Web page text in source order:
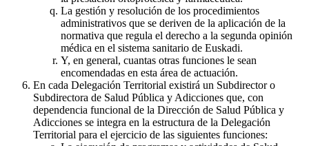
La gestión y resolución de los procedimientos
administrativos que se deriven de la aplicación de la
normativa que regula el derecho a la segunda opinión
médica en el sistema sanitario de Euskadi.
Y, en general, cuantas otras funciones le sean
encomendadas en esta área de actuación.
En cada Delegación Territorial existirá un Subdirector o
Subdirectora de Salud Pública y Adicciones que, con
dependencia funcional de la Dirección de Salud Pública y
Adicciones se integra en la estructura de la Delegación
Territorial para el ejercicio de las siguientes funciones: